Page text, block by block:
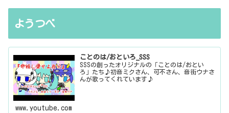
ようつべ
ことのは/おといろ_SSS
SSSの創ったオリジナルの「ことのは/おとい
ろ」たち♪初音ミクさん、可不さん、音街ウナさ
んが歌ってくれています♪
www.youtube.com